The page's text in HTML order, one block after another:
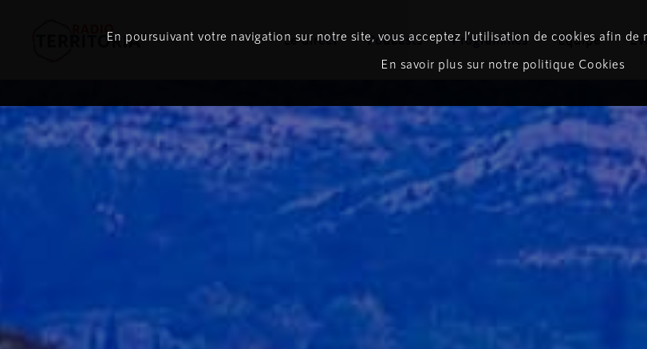
Le direct Podcasts Programmes Équipe
En poursuivant votre navigation sur notre site, vous acceptez l’utilisation de cookies afin
En savoir plus sur notre politique Cookies